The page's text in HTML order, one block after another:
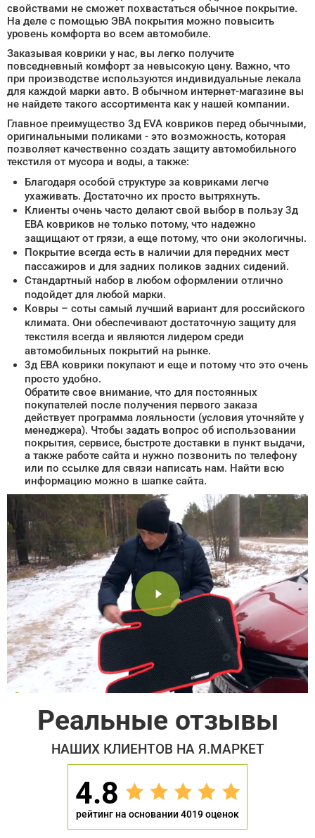
свойствами не сможет похвастаться обычное покрытие.
На деле с помощью ЭВА покрытия можно повысить
уровень комфорта во всем автомобиле.
Заказывая коврики у нас, вы легко получите
повседневный комфорт за невысокую цену. Важно, что
при производстве используются индивидуальные лекала
для каждой марки авто. В обычном интернет-магазине вы
не найдете такого ассортимента как у нашей компании.
Главное преимущество 3д EVA ковриков перед обычными,
оригинальными поликами - это возможность, которая
позволяет качественно создать защиту автомобильного
текстиля от мусора и воды, а также:
Благодаря особой структуре за ковриками легче
ухаживать. Достаточно их просто вытряхнуть.
Клиенты очень часто делают свой выбор в пользу 3д
ЕВА ковриков не только потому, что надежно
защищают от грязи, а еще потому, что они экологичны.
Покрытие всегда есть в наличии для передних мест
пассажиров и для задних поликов задних сидений.
Стандартный набор в любом оформлении отлично
подойдет для любой марки.
Ковры – соты самый лучший вариант для российского
климата. Они обеспечивают достаточную защиту для
текстиля всегда и являются лидером среди
автомобильных покрытий на рынке.
3д ЕВА коврики покупают и еще и потому что это очень
просто удобно.
Обратите свое внимание, что для постоянных
покупателей после получения первого заказа
действует программа лояльности (условия уточняйте у
менеджера). Чтобы задать вопрос об использовании
покрытия, сервисе, быстроте доставки в пункт выдачи,
а также работе сайта и нужно позвонить по телефону
или по ссылке для связи написать нам. Найти всю
информацию можно в шапке сайта.
Реальные отзывы
НАШИХ КЛИЕНТОВ НА Я.МАРКЕТ
4.8
рейтинг на основании 4019 оценок